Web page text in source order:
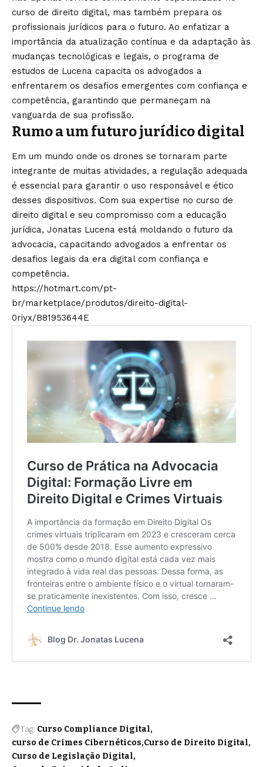
curso de direito digital, mas também prepara os
profissionais jurídicos para o futuro. Ao enfatizar a
importância da atualização contínua e da adaptação às
mudanças tecnológicas e legais, o programa de
estudos de Lucena capacita os advogados a
enfrentarem os desafios emergentes com confiança e
competência, garantindo que permaneçam na
vanguarda de sua profissão.
Rumo a um futuro jurídico digital
Em um mundo onde os drones se tornaram parte
integrante de muitas atividades, a regulação adequada
é essencial para garantir o uso responsável e ético
desses dispositivos. Com sua expertise no curso de
direito digital e seu compromisso com a educação
jurídica, Jonatas Lucena está moldando o futuro da
advocacia, capacitando advogados a enfrentar os
desafios legais da era digital com confiança e
competência.
https://hotmart.com/pt-
br/marketplace/produtos/direito-digital-
0riyx/B81953644E
Tag: Curso Compliance Digital
curso de Crimes Cibernéticos Curso de Direito Digital
Curso de Legislação Digital